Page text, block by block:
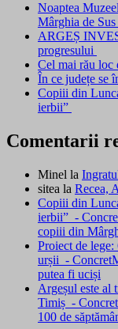
Noaptea
Mârghia de Sus
ARGEȘ
progresului
Cel mai rău loc
În ce județe se
Copiii din
ierbii”
Comentarii
Minel la
sitea la Recea,
Copiii din
ierbii” -
copiii din
Proiect de lege:
urșii -
putea fi uciși
Argeșul este al
Timiș -
100 de